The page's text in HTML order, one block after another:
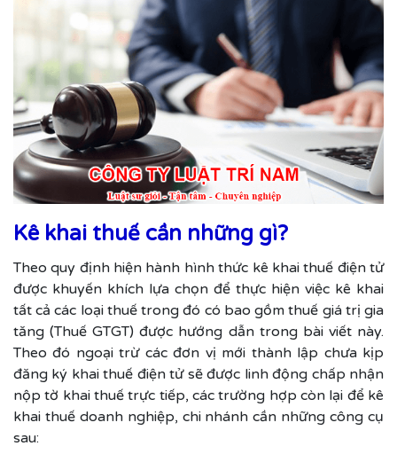
Kê khai thuế cần những gì?
Theo quy định hiện hành hình thức kê khai thuế điện tử
được khuyến khích lựa chọn để thực hiện việc kê khai
tất cả các loại thuế trong đó có bao gồm thuế giá trị gia
tăng (Thuế GTGT) được hướng dẫn trong bài viết này.
Theo đó ngoại trừ các đơn vị mới thành lập chưa kịp
đăng ký khai thuế điện tử sẽ được linh động chấp nhận
nộp tờ khai thuế trực tiếp, các trường hợp còn lại để kê
khai thuế doanh nghiệp, chi nhánh cần những công cụ
sau: